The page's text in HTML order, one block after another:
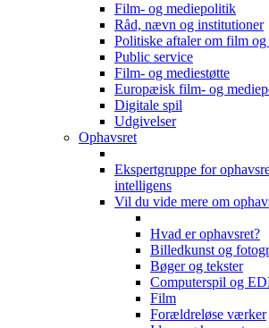
Film- og mediepolitik
Råd, nævn og institutioner
Politiske aftaler om film og
Public service
Film- og mediestøtte
Europæisk film- og
Digitale spil
Udgivelser
Ophavsret
Ekspertgruppe for
intelligens
Vil du vide mere om
Hvad er ophavsret?
Billedkunst og
Bøger og tekster
Computerspil og
Film
Forældreløse værker